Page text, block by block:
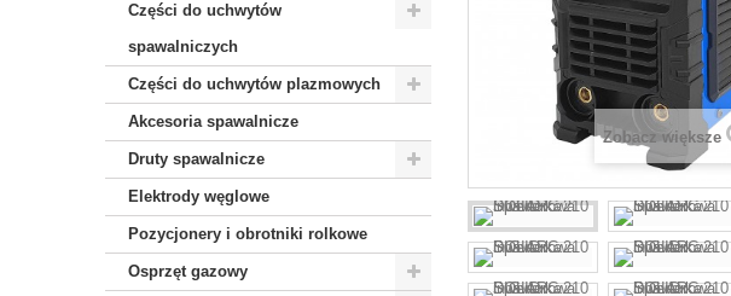
Części do uchwytów
spawalniczych
Części do uchwytów plazmowych
Akcesoria spawalnicze
Druty spawalnicze
Elektrody węglowe
Pozycjonery i obrotniki rolkowe
Osprzęt gazowy
Zobacz większe